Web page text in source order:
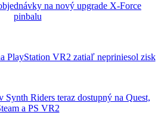
na nový upgrade X-Force
pinbalu
PlayStation VR2 zatiaľ nepriniesol zisk
Riders teraz dostupný na Quest,
a PS VR2